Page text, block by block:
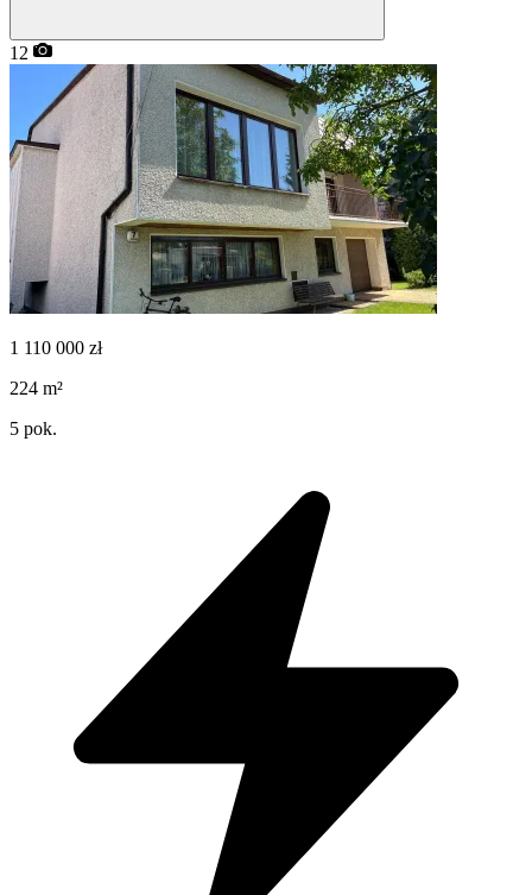
12
1 110 000 zł
224 m²
5 pok.